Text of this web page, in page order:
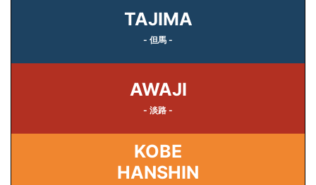
TAJIMA
- 但馬 -
AWAJI
- 淡路 -
KOBE
HANSHIN